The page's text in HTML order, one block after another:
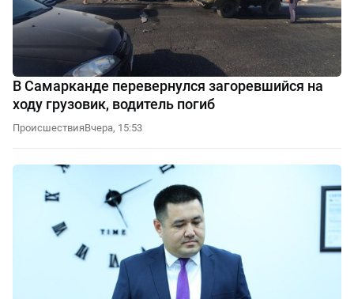
В Самарканде перевернулся загоревшийся на
ходу грузовик, водитель погиб
ПроисшествияВчера, 15:53